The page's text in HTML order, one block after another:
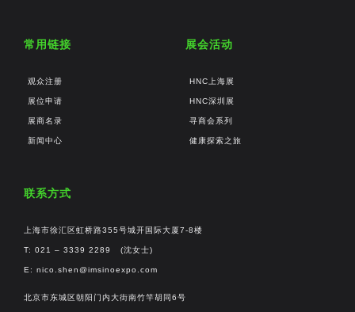
常用链接
观众注册
展位申请
展商名录
新闻中心
展会活动
HNC上海展
HNC深圳展
寻商会系列
健康探索之旅
联系方式
上海市徐汇区虹桥路355号城开国际大厦7-8楼
T: 021 – 3339 2289 (沈女士)
E: nico.shen@imsinoexpo.com
北京市东城区朝阳门内大街南竹竿胡同6号